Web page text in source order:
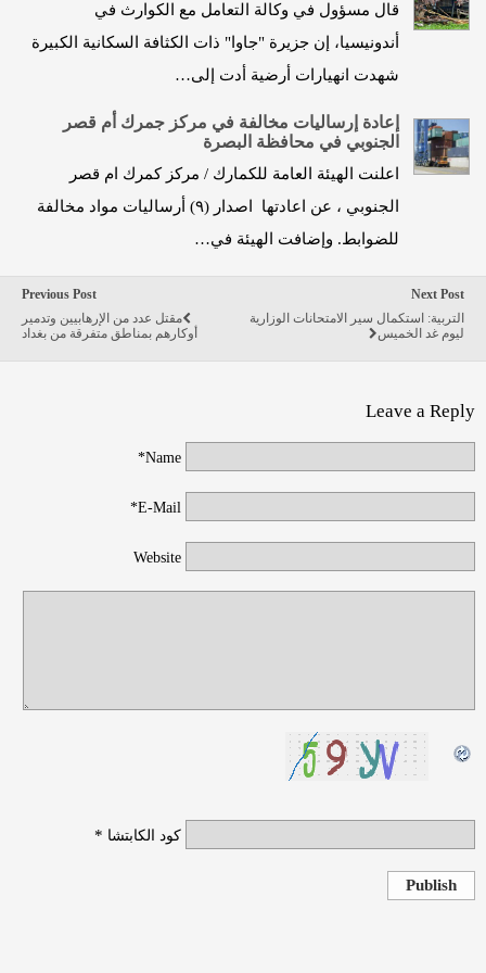
قال مسؤول في وكالة التعامل مع الكوارث في
أندونيسيا، إن جزيرة "جاوا" ذات الكثافة السكانية الكبيرة
شهدت انهيارات أرضية أدت إلى…
إعادة إرساليات مخالفة في مركز جمرك أم قصر
الجنوبي في محافظة البصرة
اعلنت الهيئة العامة للكمارك / مركز كمرك ام قصر
الجنوبي ، عن اعادتها اصدار (٩) أرساليات مواد مخالفة
للضوابط. وإضافت الهيئة في…
Previous Post
مقتل عدد من الإرهابيين وتدمير
أوكارهم بمناطق متفرقة من بغداد
Next Post
التربية: استكمال سير الامتحانات الوزارية
ليوم غد الخميس
Leave a Reply
Name*
E-Mail*
Website
كود الكابتشا *
Publish